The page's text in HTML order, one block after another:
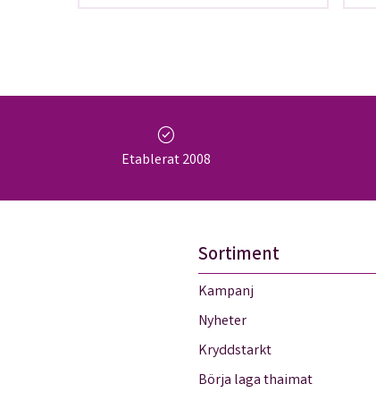
check_circle
Etablerat 2008
Sortiment
Kampanj
Nyheter
Kryddstarkt
Börja laga thaimat